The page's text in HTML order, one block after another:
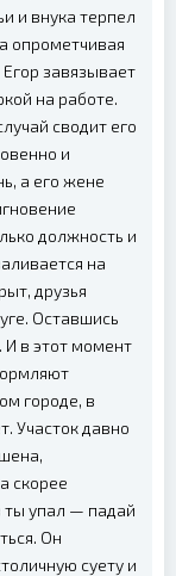
и внука терпел
опрометчивая
завязывает
на работе.
сводит его
и
а его жене
должность и
на
друзья
Оставшись
И в этот момент
городе, в
Участок давно
скорее
ты упал — падай
Он
суету и